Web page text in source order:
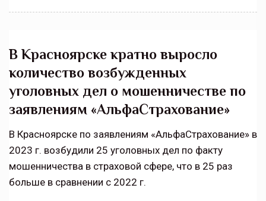
В Красноярске кратно выросло
количество возбужденных
уголовных дел о мошенничестве по
заявлениям «АльфаСтрахование»
В Красноярске по заявлениям «АльфаСтрахование» в
2023 г. возбудили 25 уголовных дел по факту
мошенничества в страховой сфере, что в 25 раз
больше в сравнении с 2022 г.